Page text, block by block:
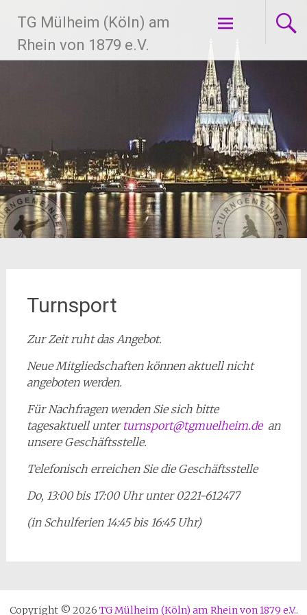
Inhalt
springen
TG Mülheim (Köln) am
Rhein von 1879 e.V.
Turnsport
Zur Zeit ruht das Angebot.
Neue Mitgliedschaften können aktuell nicht
angeboten werden.
Für Nachfragen wenden Sie sich bitte
tagesaktuell unter turnsport@tgmuelheim.dean
unsere Geschäftsstelle.
Telefonisch erreichen Sie die Geschäftsstelle
Do, 13:00 bis 17:00 Uhr unter 0221-612477
(in Schulferien 14:45 bis 16:45 Uhr)
Copyright © 2026 TG Mülheim (Köln) am Rhein von 1879 e.V..